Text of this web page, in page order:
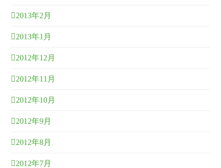
2013年2月
2013年1月
2012年12月
2012年11月
2012年10月
2012年9月
2012年8月
2012年7月